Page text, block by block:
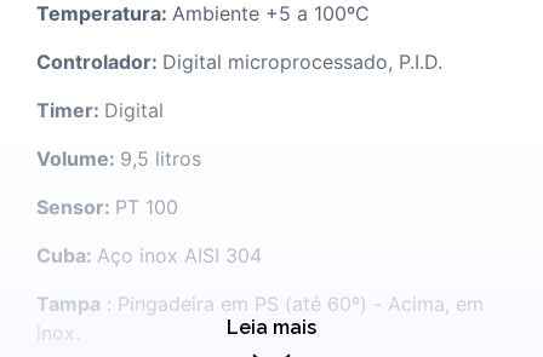
Temperatura: Ambiente +5 a 100ºC
Controlador: Digital microprocessado, P.I.D.
Timer: Digital
Volume: 9,5 litros
Sensor: PT 100
Cuba: Aço inox AISI 304
Tampa : Pingadeira em PS (até 60º) - Acima, em
inox.
Leia mais